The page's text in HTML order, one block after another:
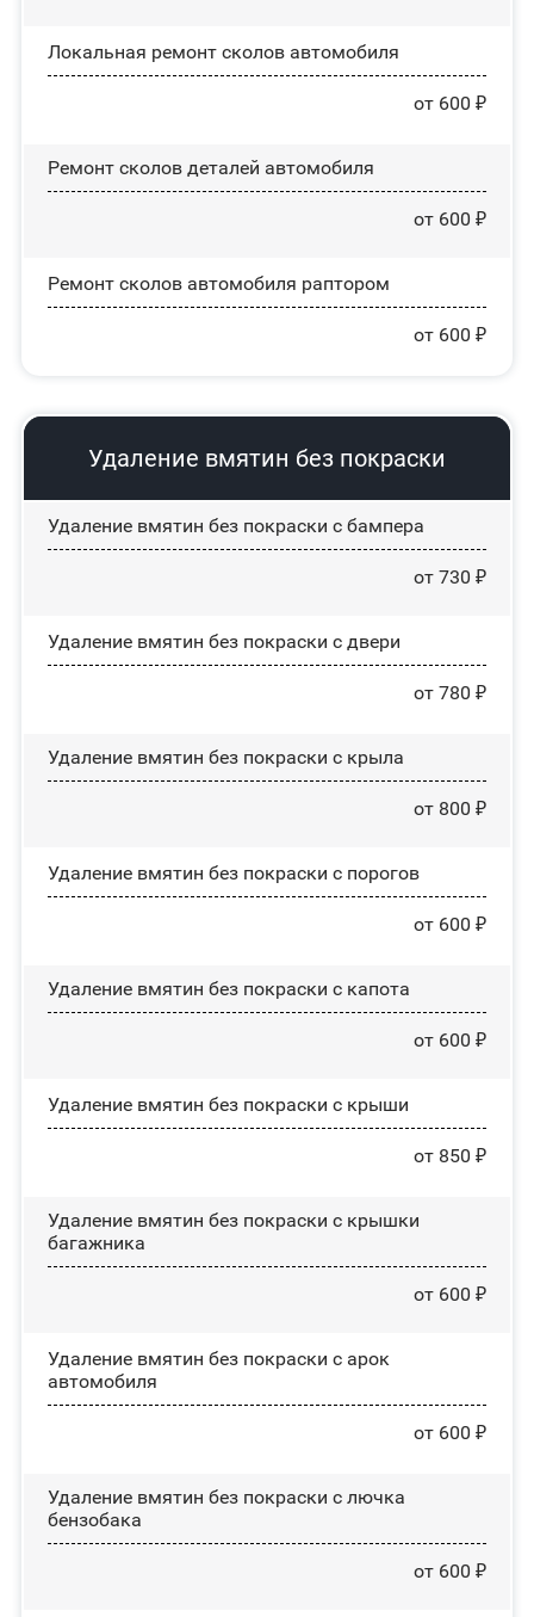
Локальная ремонт сколов автомобиля
от 600 ₽
Ремонт сколов деталей автомобиля
от 600 ₽
Ремонт сколов автомобиля раптором
от 600 ₽
Удаление вмятин без покраски
Удаление вмятин без покраски с бампера
от 730 ₽
Удаление вмятин без покраски с двери
от 780 ₽
Удаление вмятин без покраски с крыла
от 800 ₽
Удаление вмятин без покраски с порогов
от 600 ₽
Удаление вмятин без покраски с капота
от 600 ₽
Удаление вмятин без покраски с крыши
от 850 ₽
Удаление вмятин без покраски с крышки
багажника
от 600 ₽
Удаление вмятин без покраски с арок
автомобиля
от 600 ₽
Удаление вмятин без покраски с лючка
бензобака
от 600 ₽